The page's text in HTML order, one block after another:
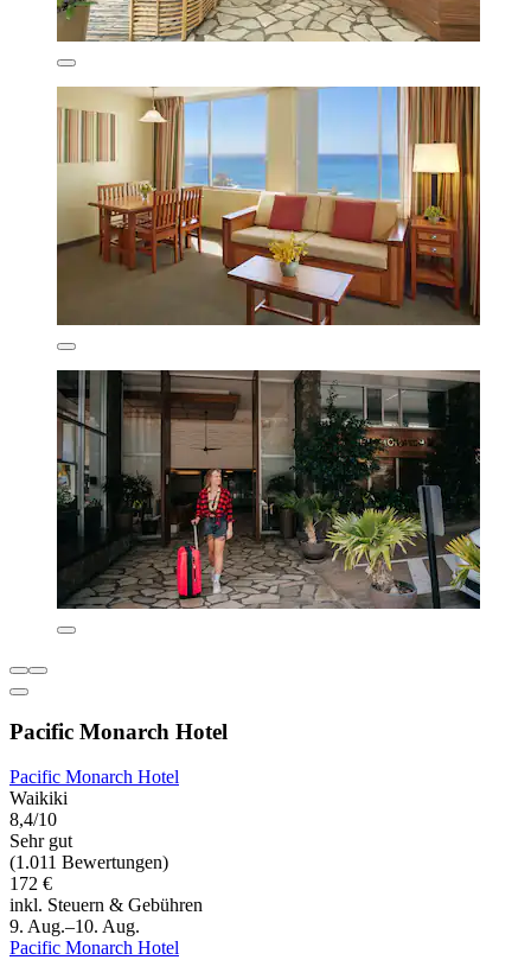
Pacific Monarch Hotel
Pacific Monarch Hotel
Waikiki
8,4/10
Sehr gut
(1.011 Bewertungen)
172 €
inkl. Steuern & Gebühren
9. Aug.–10. Aug.
Pacific Monarch Hotel